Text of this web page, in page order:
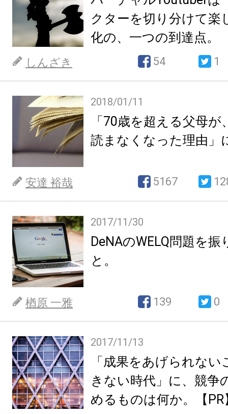
クターを切り分けて楽
化の、一つの到達点。
しんざき 54 1
2018/01/11
「70歳を超える父母
読まなくなった理由」
安達 裕哉 5167
2017/11/30
DeNAのWELQ問題を
と。
楢原 一雅 139 0
2017/11/13
「成果をあげられな
きない時代」に、競争
めるものは何か。【PR